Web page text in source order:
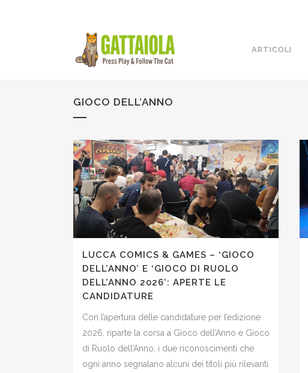
ARTICOLI
GIOCO DELL’ANNO
LUCCA COMICS & GAMES – ‘GIOCO
DELL’ANNO’ E ‘GIOCO DI RUOLO
DELL’ANNO 2026’: APERTE LE
CANDIDATURE
Con l’apertura delle candidature per l’edizione
2026, riparte la corsa a Gioco dell’Anno e Gioco
di Ruolo dell’Anno, i due riconoscimenti che
ogni anno segnalano alcuni dei titoli più rilevanti